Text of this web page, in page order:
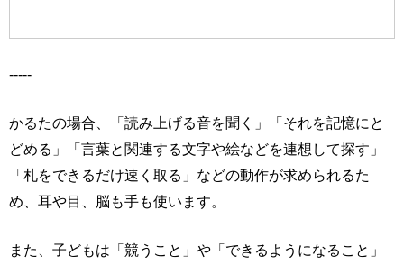
-----
かるたの場合、「読み上げる音を聞く」「それを記憶にと
どめる」「言葉と関連する文字や絵などを連想して探す」
「札をできるだけ速く取る」などの動作が求められるた
め、耳や目、脳も手も使います。
また、子どもは「競うこと」や「できるようになること」